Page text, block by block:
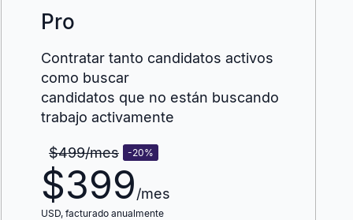
Pro
Contratar tanto candidatos activos
como buscar
candidatos que no están buscando
trabajo activamente
$499/mes -20%
$399/mes
USD, facturado anualmente